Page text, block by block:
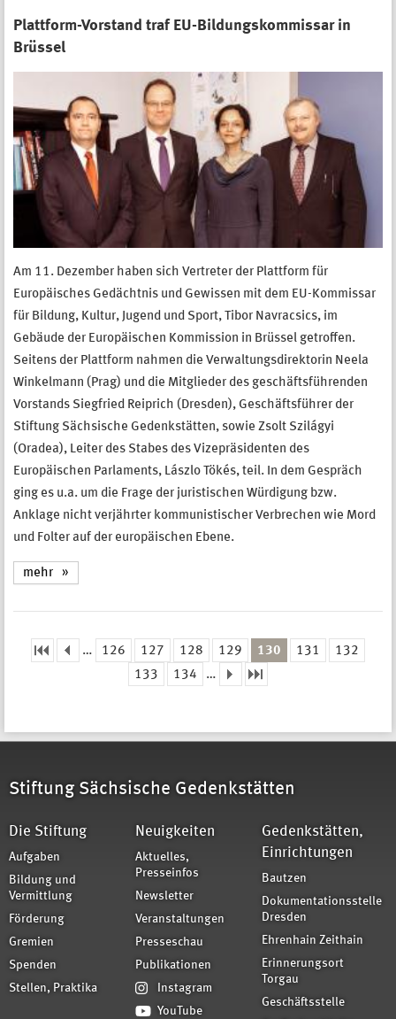
Plattform-Vorstand traf EU-Bildungskommissar in
Brüssel
Am 11. Dezember haben sich Vertreter der Plattform für
Europäisches Gedächtnis und Gewissen mit dem EU-Kommissar
für Bildung, Kultur, Jugend und Sport, Tibor Navracsics, im
Gebäude der Europäischen Kommission in Brüssel getroffen.
Seitens der Plattform nahmen die Verwaltungsdirektorin Neela
Winkelmann (Prag) und die Mitglieder des geschäftsführenden
Vorstands Siegfried Reiprich (Dresden), Geschäftsführer der
Stiftung Sächsische Gedenkstätten, sowie Zsolt Szilágyi
(Oradea), Leiter des Stabes des Vizepräsidenten des
Europäischen Parlaments, Lászlo Tökés, teil. In dem Gespräch
ging es u.a. um die Frage der juristischen Würdigung bzw.
Anklage nicht verjährter kommunistischer Verbrechen wie Mord
und Folter auf der europäischen Ebene.
mehr
… 126 127 128 129 130 131
132
133
134 …
Stiftung Sächsische Gedenkstätten
Die Stiftung
Aufgaben
Bildung und
Vermittlung
Förderung
Gremien
Spenden
Stellen, Praktika
Neuigkeiten
Aktuelles,
Presseinfos
Newsletter
Veranstaltungen
Presseschau
Publikationen
Instagram
YouTube
Gedenkstätten,
Einrichtungen
Bautzen
Dokumentationsstelle
Dresden
Ehrenhain Zeithain
Erinnerungsort
Torgau
Geschäftsstelle